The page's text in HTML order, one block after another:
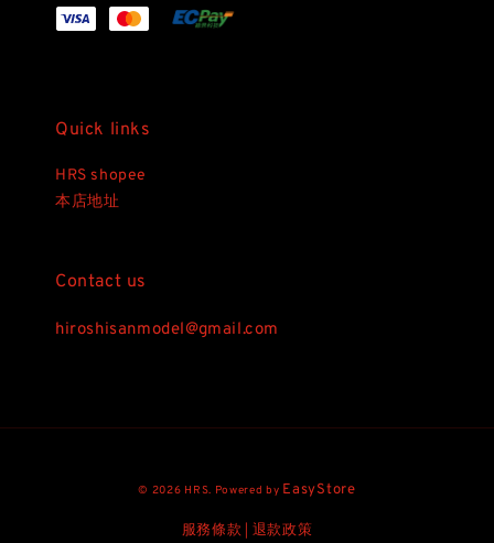
Quick links
HRS shopee
本店地址
Contact us
hiroshisanmodel@gmail.com
© 2026 HRS. Powered by EasyStore
服務條款 退款政策